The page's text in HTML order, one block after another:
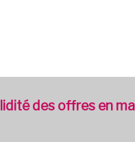
des offres en